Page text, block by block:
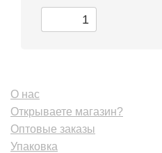
О нас
Открываете магазин?
Оптовые заказы
Упаковка